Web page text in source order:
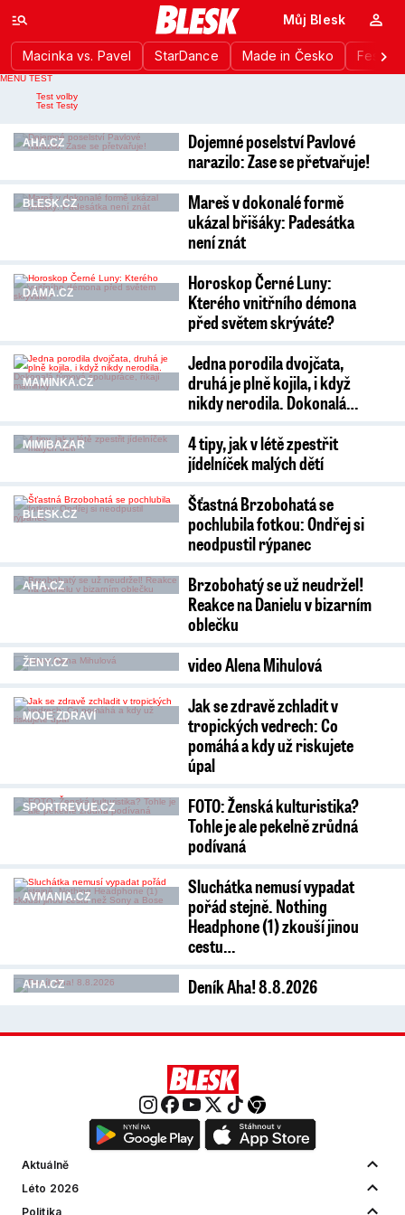
Macinka vs. Pavel StarDance Made in Česko
Můj Blesk
Nahlášení chyby
MENU TEST
Test volby
Test Testy
AHA.CZ
Dojemné poselství Pavlové
narazilo: Zase se přetvařuje!
BLESK.CZ
Mareš v dokonalé formě
ukázal břišáky: Padesátka
není znát
DÁMA.CZ
Horoskop Černé Luny:
Kterého vnitřního démona
před světem skrýváte?
MAMINKA.CZ
Jedna porodila dvojčata,
druhá je plně kojila, i když
nikdy nerodila. Dokonalá…
MIMIBAZAR
4 tipy, jak v létě zpestřit
jídelníček malých dětí
BLESK.CZ
Šťastná Brzobohatá se
pochlubila fotkou: Ondřej si
neodpustil rýpanec
AHA.CZ
Brzobohatý se už neudržel!
Reakce na Danielu v bizarním
oblečku
ŽENY.CZ video Alena Mihulová
MOJE ZDRAVÍ
Jak se zdravě zchladit v
tropických vedrech: Co
pomáhá a kdy už riskujete
úpal
SPORTREVUE.CZ
FOTO: Ženská kulturistika?
Tohle je ale pekelně zrůdná
podívaná
AVMANIA.CZ
Sluchátka nemusí vypadat
pořád stejně. Nothing
Headphone (1) zkouší jinou
cestu…
AHA.CZ Deník Aha! 8.8.2026
Aktuálně
Léto 2026
Politika